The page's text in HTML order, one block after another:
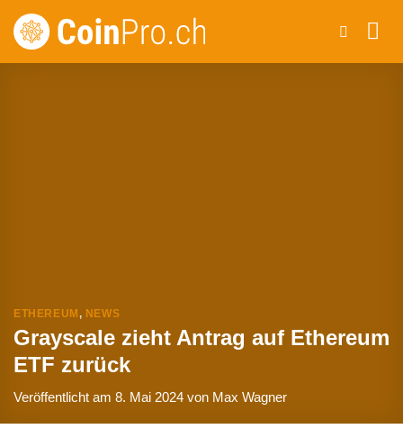
Zum
Inhalt
ETHEREUM , NEWS
Grayscale zieht Antrag auf Ethereum
ETF zurück
Veröffentlicht am 8. Mai 2024 von Max Wagner